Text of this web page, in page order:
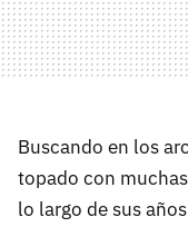
Buscando en los
topado con
lo largo de sus